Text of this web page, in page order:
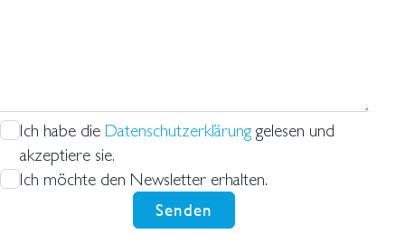
Ich habe die Datenschutzerklärung gelesen und
akzeptiere sie.
Ich möchte den Newsletter erhalten.
Senden